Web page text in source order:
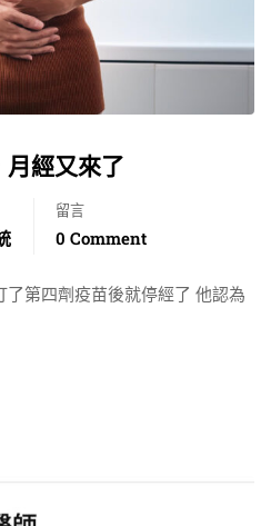
經又來了
留言
0 Comment
第四劑疫苗後就停經了 他認為